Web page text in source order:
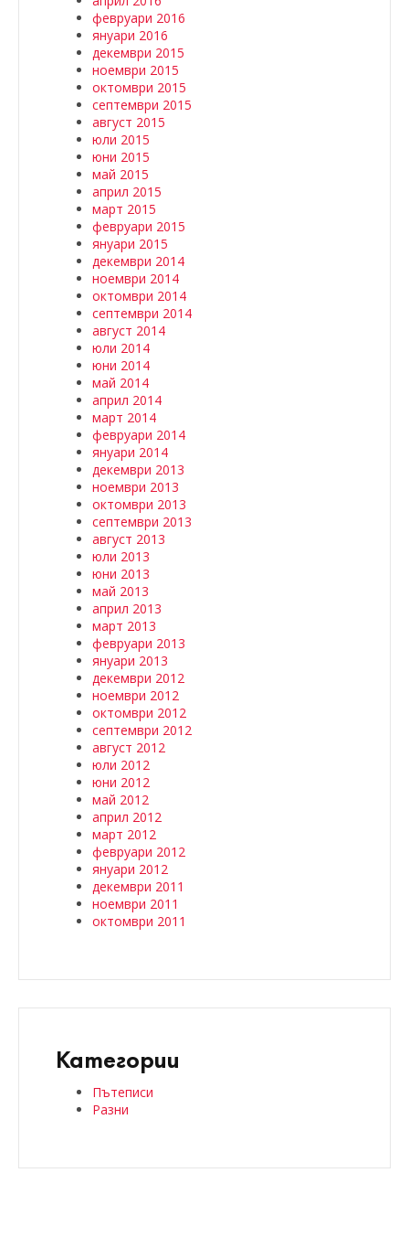
февруари 2016
януари 2016
декември 2015
ноември 2015
октомври 2015
септември 2015
август 2015
юли 2015
юни 2015
май 2015
април 2015
март 2015
февруари 2015
януари 2015
декември 2014
ноември 2014
октомври 2014
септември 2014
август 2014
юли 2014
юни 2014
май 2014
април 2014
март 2014
февруари 2014
януари 2014
декември 2013
ноември 2013
октомври 2013
септември 2013
август 2013
юли 2013
юни 2013
май 2013
април 2013
март 2013
февруари 2013
януари 2013
декември 2012
ноември 2012
октомври 2012
септември 2012
август 2012
юли 2012
юни 2012
май 2012
април 2012
март 2012
февруари 2012
януари 2012
декември 2011
ноември 2011
октомври 2011
Категории
Пътеписи
Разни